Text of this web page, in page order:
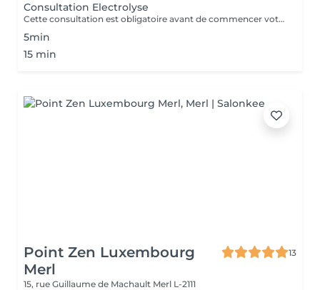
Consultation Electrolyse
Cette consultation est obligatoire avant de commencer votre traitement d'épilation définitive par Haute Fréquence. Notre centre est équipé de la technologie Apilus.
5min
15 min
Point Zen Luxembourg
Merl
13
15, rue Guillaume de Machault Merl L-2111